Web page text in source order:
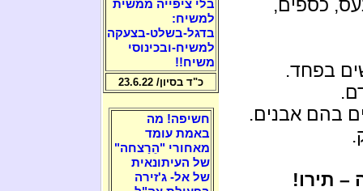
כספים,
בפחד.
בהם אבנים.
תירו!
בלי ציפייה ממשית
למשיח:
בדגל-בשלט-בצעקה
למשיח-ובכינוסי
משיח!!
כ"ד בסיון/ 23.6.22
חשיפה! מה
באמת עומד
מאחורי "הֵרַצחה"
של העיתונאית
של אל- ג'זירה